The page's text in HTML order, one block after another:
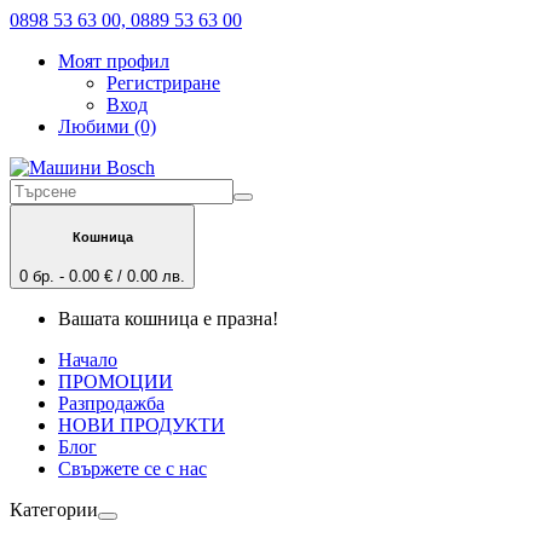
0898 53 63 00, 0889 53 63 00
Моят профил
Регистриране
Вход
Любими (0)
Кошница
0 бр. - 0.00 € / 0.00 лв.
Вашата кошница е празна!
Начало
ПРОМОЦИИ
Разпродажба
НОВИ ПРОДУКТИ
Блог
Свържете се с нас
Категории